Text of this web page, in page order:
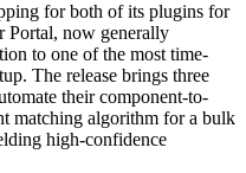
for both of its plugins for
Portal, now generally
to one of the most time-
The release brings three
their component-to-
matching algorithm for a bulk
high-confidence